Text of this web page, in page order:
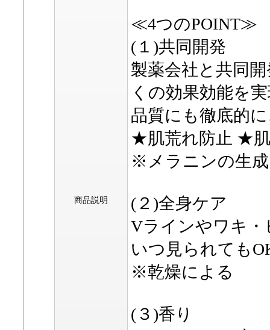
商品説明
≪4つのPOINT≫
(１)共同開発
製薬会社と共同
くの効果効能を
品質にも徹底的
★肌荒れ防止 ★
※メラニンの生
(２)全身ケア
Vラインやワキ
いつ見られても
※乾燥による
(３)香り